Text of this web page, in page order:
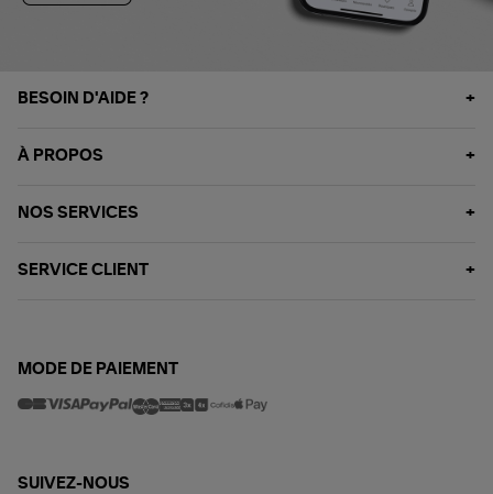
BESOIN D'AIDE ?
À PROPOS
NOS SERVICES
SERVICE CLIENT
MODE DE PAIEMENT
SUIVEZ-NOUS